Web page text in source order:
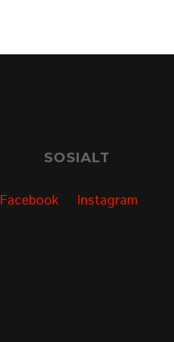
SOSIALT
Facebook Instagram